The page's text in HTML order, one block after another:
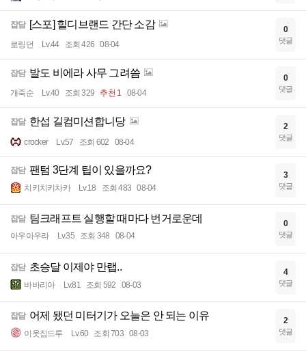
잡담 [스포] 힐디브랜드 간단 소감
로링던 Lv.44 조회 426 08-04
0
댓글
잡담 발도 비에라 사무 그려씀
개죽순 Lv.40 조회 329 추천 1 08-04
0
댓글
잡담 한섭 길컴미션합니당
crocker Lv.57 조회 602 08-04
2
댓글
잡담 팬텀 3단계 팁이 있을까요?
치키치키차카 Lv.18 조회 483 08-04
3
댓글
잡담 팀크래프트 실행할 때마다 번거로운데
아우아우라 Lv.35 조회 348 08-04
0
댓글
잡담 초승달 이제야 만랩..
바바리아 Lv.81 조회 592 08-03
4
댓글
잡담 어제 됐던 미터기가 오늘은 안 되는 이유
이웃집드루 Lv.60 조회 703 08-03
2
댓글